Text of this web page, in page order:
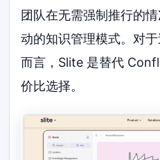
团队在无需强制推行的
动的知识管理模式。对
而言，Slite 是替代
价比选择。